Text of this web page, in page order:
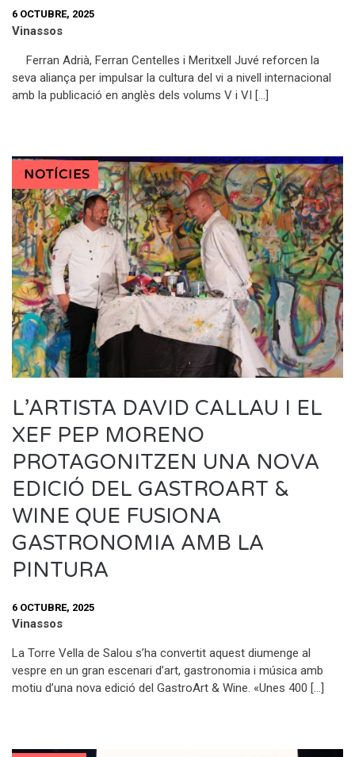
6 OCTUBRE, 2025
Vinassos
Ferran Adrià, Ferran Centelles i Meritxell Juvé reforcen la
seva aliança per impulsar la cultura del vi a nivell internacional
amb la publicació en anglès dels volums V i VI […]
NOTÍCIES
L’ARTISTA DAVID CALLAU I EL
XEF PEP MORENO
PROTAGONITZEN UNA NOVA
EDICIÓ DEL GASTROART &
WINE QUE FUSIONA
GASTRONOMIA AMB LA
PINTURA
6 OCTUBRE, 2025
Vinassos
La Torre Vella de Salou s’ha convertit aquest diumenge al
vespre en un gran escenari d’art, gastronomia i música amb
motiu d’una nova edició del GastroArt & Wine. «Unes 400 […]